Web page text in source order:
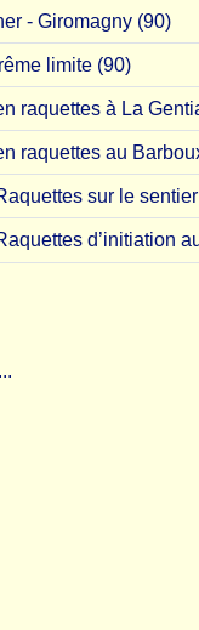
- Giromagny (90)
limite (90)
raquettes à La
raquettes au
sur le
d’initiation